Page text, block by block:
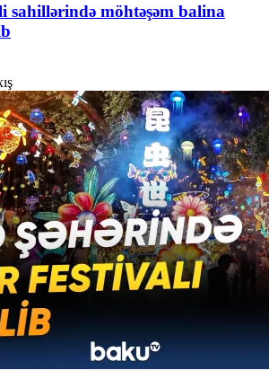
sahillərində möhtəşəm balina